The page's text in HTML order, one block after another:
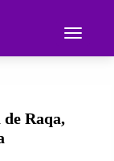
Toggle
Raqa,